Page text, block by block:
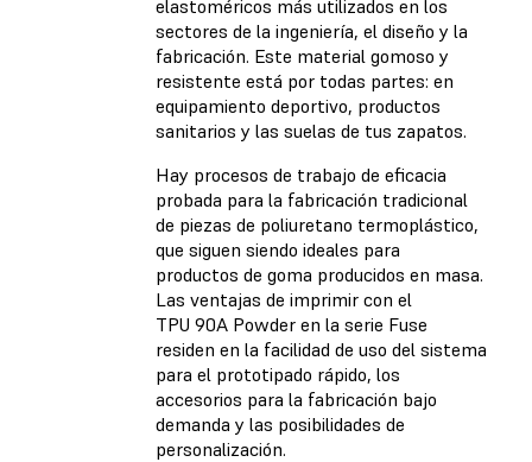
elastoméricos más utilizados en los
sectores de la ingeniería, el diseño y la
fabricación. Este material gomoso y
resistente está por todas partes: en
equipamiento deportivo, productos
sanitarios y las suelas de tus zapatos.
Hay procesos de trabajo de eficacia
probada para la fabricación tradicional
de piezas de poliuretano termoplástico,
que siguen siendo ideales para
productos de goma producidos en masa.
Las ventajas de imprimir con el
TPU 90A Powder en la serie Fuse
residen en la facilidad de uso del sistema
para el prototipado rápido, los
accesorios para la fabricación bajo
demanda y las posibilidades de
personalización.